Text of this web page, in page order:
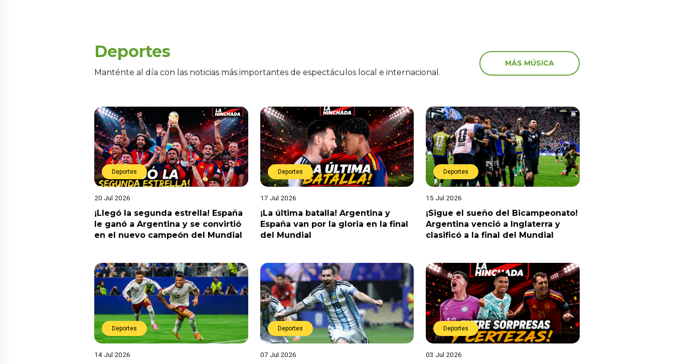
Deportes
Manténte al día con las noticias más importantes de espectáculos local e internacional.
MÁS MÚSICA
Deportes
20 Jul 2026
¡Llegó la segunda estrella! España
le ganó a Argentina y se convirtió
en el nuevo campeón del Mundial
Deportes
17 Jul 2026
¡La última batalla! Argentina y
España van por la gloria en la final
del Mundial
Deportes
15 Jul 2026
¡Sigue el sueño del Bicampeonato!
Argentina venció a Inglaterra y
clasificó a la final del Mundial
Deportes
14 Jul 2026
Deportes
07 Jul 2026
Deportes
03 Jul 2026